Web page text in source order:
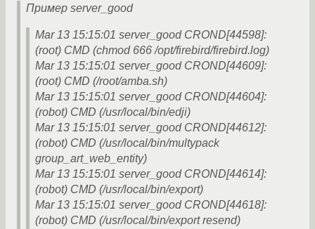
Пример server_good
Mar 13 15:15:01 server_good CROND[44598]:
(root) CMD (chmod 666 /opt/firebird/firebird.log)
Mar 13 15:15:01 server_good CROND[44609]:
(root) CMD (/root/amba.sh)
Mar 13 15:15:01 server_good CROND[44604]:
(robot) CMD (/usr/local/bin/edji)
Mar 13 15:15:01 server_good CROND[44612]:
(robot) CMD (/usr/local/bin/multypack
group_art_web_entity)
Mar 13 15:15:01 server_good CROND[44614]:
(robot) CMD (/usr/local/bin/export)
Mar 13 15:15:01 server_good CROND[44618]:
(robot) CMD (/usr/local/bin/export resend)